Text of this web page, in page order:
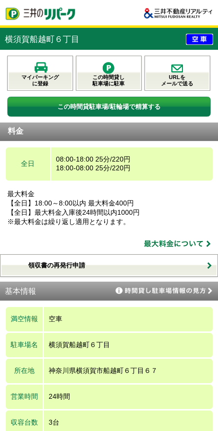
横須賀船越町６丁目
マイパーキング
に登録
この時間貸し
駐車場に駐車
URLを
メールで送る
この時間貸駐車場/駐輪場で精算する
料金
全日
08:00-18:00 25分/220円
18:00-08:00 25分/220円
最大料金
【全日】18:00～8:00以内 最大料金400円
【全日】最大料金入庫後24時間以内1000円
※最大料金は繰り返し適用となります。
領収書の再発行申請
基本情報
満空情報 空車
駐車場名 横須賀船越町６丁目
所在地 神奈川県横須賀市船越町６丁目６７
営業時間 24時間
収容台数 3台